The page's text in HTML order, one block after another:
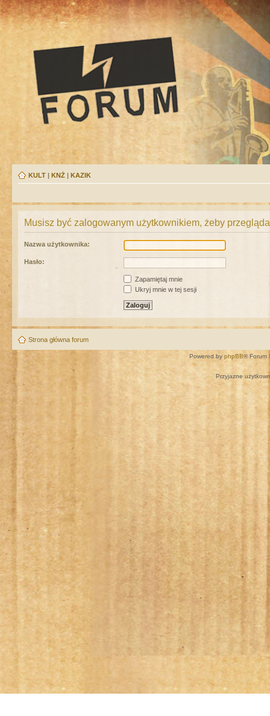
KULT | KNŻ | KAZIK
Musisz być zalogowanym użytkownikiem, żeby
Nazwa użytkownika:
Hasło:
Zapamiętaj mnie
Ukryj mnie w tej sesji
Strona główna forum
Powered by phpBB® Forum
Przyjazne